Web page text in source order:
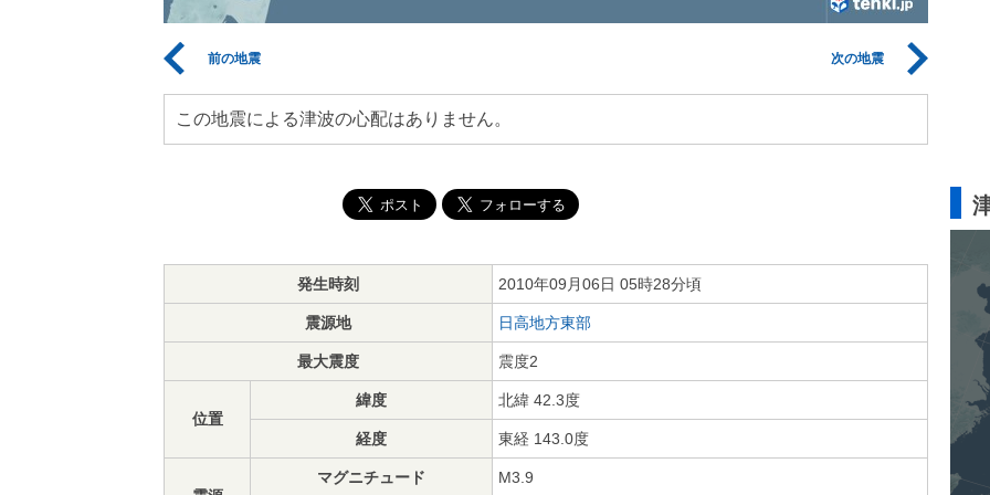
前の地震 次の地震
この地震による津波の心配はありません。
発生時刻 2010年09月06日 05時28分頃
震源地 日高地方東部
最大震度 震度2
位置
緯度 北緯 42.3度
経度 東経 143.0度
マグニチュード M3.9